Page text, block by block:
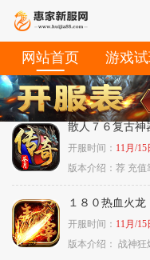
网站首页 游戏
散人７６复古神
开服时间： 11月/15
版本介绍： 荐 充值
１８０热血火龙
开服时间： 11月/15
版本介绍： 战神狂